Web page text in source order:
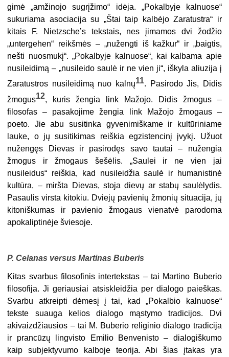
gimė „amžinojo sugrįžimo“ idėja. „Pokalbyje kalnuose“
sukuriama asociacija su „Štai taip kalbėjo Zaratustra“ ir
kitais F. Nietzsche’s tekstais, nes įimamos dvi žodžio
„untergehen“ reikšmės – „nužengti iš kažkur“ ir „baigtis,
nešti nuosmukį“. „Pokalbyje kalnuose“, kai kalbama apie
nusileidimą – „nusileido saulė ir ne vien ji“, iškyla aliuzija į
Zaratustros nusileidimą nuo kalnų11. Pasirodo Jis, Didis
žmogus12, kuris žengia link Mažojo. Didis žmogus –
filosofas – pasakojime žengia link Mažojo žmogaus –
poeto. Jie abu susitinka gyvenimiškame ir kultūriniame
lauke, o jų susitikimas reiškia egzistencinį įvykį. Užuot
nužengęs Dievas ir pasirodęs savo tautai – nužengia
žmogus ir žmogaus šešėlis. „Saulei ir ne vien jai
nusileidus“ reiškia, kad nusileidžia saulė ir humanistinė
kultūra, – miršta Dievas, stoja dievų ar stabų saulėlydis.
Pasaulis virsta kitokiu. Dviejų pavienių žmonių situacija, jų
kitoniškumas ir pavienio žmogaus vienatvė parodoma
apokaliptinėje šviesoje.
P. Celanas versus Martinas Buberis
Kitas svarbus filosofinis intertekstas – tai Martino Buberio
filosofija. Ji geriausiai atsiskleidžia per dialogo paieškas.
Svarbu atkreipti dėmesį į tai, kad „Pokalbio kalnuose“
tekste suauga kelios dialogo mąstymo tradicijos. Dvi
akivaizdžiausios – tai M. Buberio religinio dialogo tradicija
ir prancūzų lingvisto Emilio Benvenisto – dialogiškumo
kaip subjektyvumo kalboje teorija. Abi šias įtakas yra